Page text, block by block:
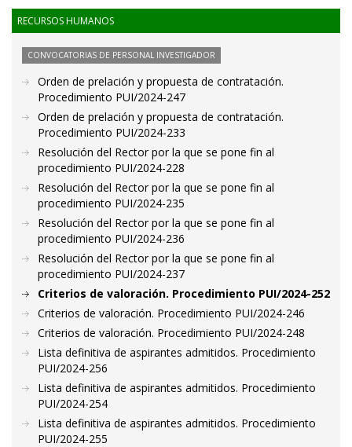
RECURSOS HUMANOS
CONVOCATORIAS DE PERSONAL INVESTIGADOR
Orden de prelación y propuesta de contratación.
Procedimiento PUI/2024-247
Orden de prelación y propuesta de contratación.
Procedimiento PUI/2024-233
Resolución del Rector por la que se pone fin al
procedimiento PUI/2024-228
Resolución del Rector por la que se pone fin al
procedimiento PUI/2024-235
Resolución del Rector por la que se pone fin al
procedimiento PUI/2024-236
Resolución del Rector por la que se pone fin al
procedimiento PUI/2024-237
Criterios de valoración. Procedimiento PUI/2024-252
Criterios de valoración. Procedimiento PUI/2024-246
Criterios de valoración. Procedimiento PUI/2024-248
Lista definitiva de aspirantes admitidos. Procedimiento
PUI/2024-256
Lista definitiva de aspirantes admitidos. Procedimiento
PUI/2024-254
Lista definitiva de aspirantes admitidos. Procedimiento
PUI/2024-255